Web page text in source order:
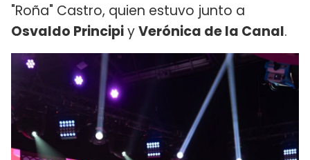
"Roña" Castro, quien estuvo junto a
Osvaldo PrincipiyVerónica de la Canal.